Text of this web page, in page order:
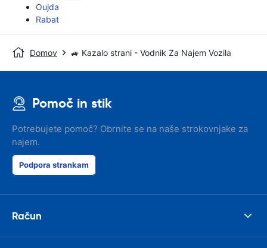
Oujda
Rabat
Domov 🚙 Kazalo strani - Vodnik Za Najem Vozila
Pomoč in stik
Potrebujete pomoč? Obrnite se na naše strokovnjake za
najem.
Podpora strankam
Račun